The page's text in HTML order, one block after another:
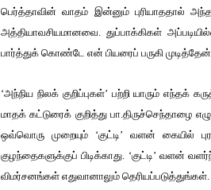
பெர்த்தாவின் வாதம் இன்னும் புரியாததால் அந்த
அத்தியாவசியமானவை. துப்பாக்கிகள்
பார்த்துக் கொண்டே என் பியரைப் பருகி
‘அந்நிய நிலக் குறிப்புகள்’ பற்றி யாரும்
மாதக் கட்டுரைக் குறித்து பா.திருச்செந்தாழை
ஒவ்வொரு முறையும் ‘குட்டி’ வளன் கையில்
குழந்தைகளுக்குப் பிடிக்காது. ‘குட்டி’ வளன்
விமர்சனங்கள் எதுவானாலும்